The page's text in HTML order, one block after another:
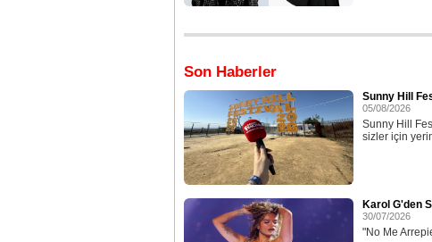
Son Haberler
Sunny Hill
05/08/2026
Sunny Hill
sizler için
Karol G'den
30/07/2026
"No Me